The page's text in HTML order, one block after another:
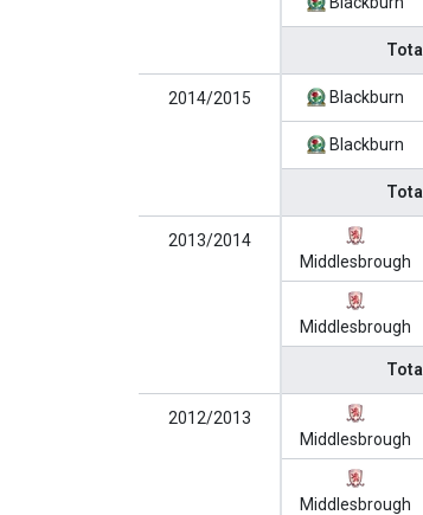
Total
2014/2015 Blackburn
Blackburn
Total
2013/2014
Middlesbrough
Middlesbrough
Total
2012/2013
Middlesbrough
Middlesbrough